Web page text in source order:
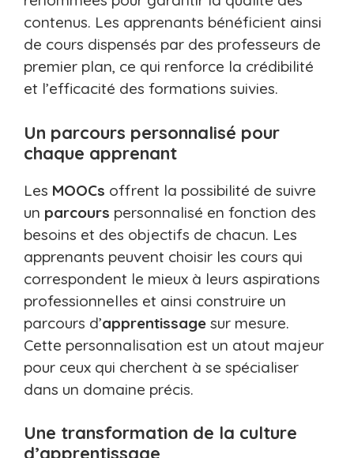
contenus. Les apprenants bénéficient ainsi
de cours dispensés par des professeurs de
premier plan, ce qui renforce la crédibilité
et l’efficacité des formations suivies.
Un parcours personnalisé pour
chaque apprenant
Les MOOCs offrent la possibilité de suivre
un parcours personnalisé en fonction des
besoins et des objectifs de chacun. Les
apprenants peuvent choisir les cours qui
correspondent le mieux à leurs aspirations
professionnelles et ainsi construire un
parcours d’apprentissage sur mesure.
Cette personnalisation est un atout majeur
pour ceux qui cherchent à se spécialiser
dans un domaine précis.
Une transformation de la culture
d’apprentissage